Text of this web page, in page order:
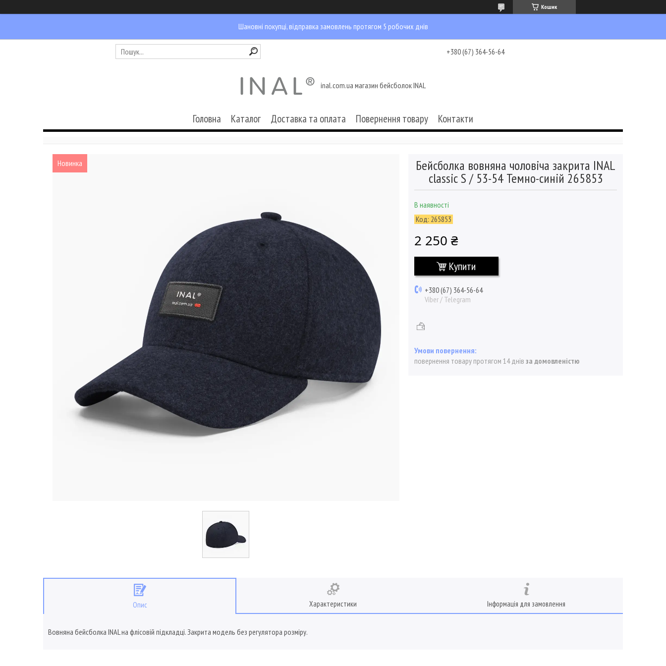
Кошик
Шановні покупці, відправка замовлень протягом 5 робочих днів
+380 (67) 364-56-64
inal.com.ua магазин бейсболок INAL
Головна Каталог Доставка та оплата Повернення товару Контакти
Новинка Бейсболка вовняна чоловіча закрита INAL
сlassic S / 53-54 Темно-синій 265853
В наявності
Код: 265853
2 250 ₴
Купити
+380 (67) 364-56-64
Viber / Telegram
повернення товару протягом 14 днів за домовленістю
Опис Характеристики Інформація для замовлення
Вовняна бейсболка INAL на флісовій підкладці. Закрита модель без регулятора розміру.